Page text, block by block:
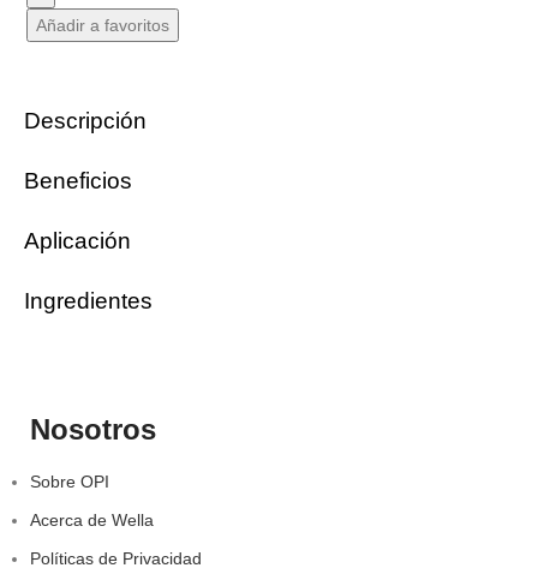
Añadir a favoritos
Descripción
Beneficios
Aplicación
Ingredientes
Nosotros
Sobre OPI
Acerca de Wella
Políticas de Privacidad